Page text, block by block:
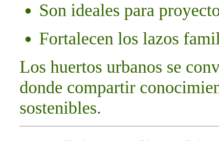
Son ideales para
Fortalecen los lazos
Los huertos urbanos se
donde compartir
sostenibles.